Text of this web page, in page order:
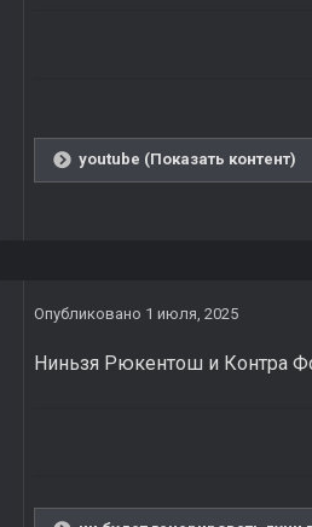
youtube (Показать контент)
Опубликовано 1 июля, 2025
Ниньзя Рюкентош и Контра